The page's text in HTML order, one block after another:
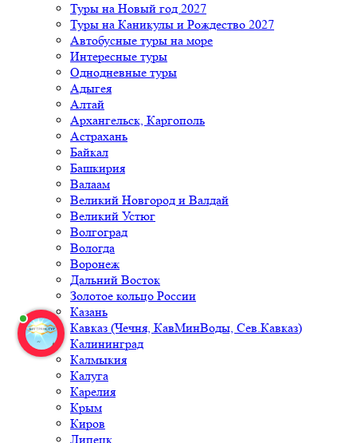
Туры на Новый год 2027
Туры на Каникулы и Рождество 2027
Автобусные туры на море
Интересные туры
Однодневные туры
Адыгея
Алтай
Архангельск, Каргополь
Астрахань
Байкал
Башкирия
Валаам
Великий Новгород и Валдай
Великий Устюг
Волгоград
Вологда
Воронеж
Дальний Восток
Золотое кольцо России
Казань
Кавказ (Чечня, КавМинВоды, Сев.Кавказ)
Калининград
Калмыкия
Калуга
Карелия
Крым
Киров
Липецк